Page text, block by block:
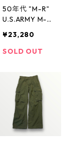
50年代 "M-R"
U.S.ARMY M-51
ツ オリーブ ミ
リタリー 古着
¥23,280
SOLD OUT